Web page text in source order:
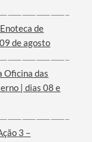
de
de agosto
Oficina das
| dias 08 e
3 –